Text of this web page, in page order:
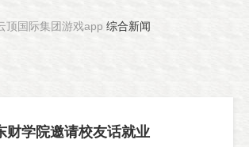
顶国际集团游戏app 综合新闻
财学院邀请校友话就业